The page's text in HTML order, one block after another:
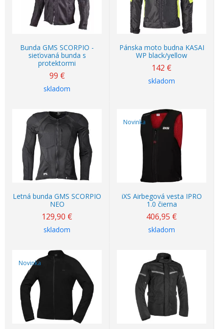
Bunda GMS SCORPIO -
sieťovaná bunda s
protektormi
99 €
skladom
Pánska moto budna KASAI
WP black/yellow
142 €
skladom
Letná bunda GMS SCORPIO
NEO
129,90 €
skladom
Novinka
iXS Airbegová vesta IPRO
1.0 čierna
406,95 €
skladom
Novinka